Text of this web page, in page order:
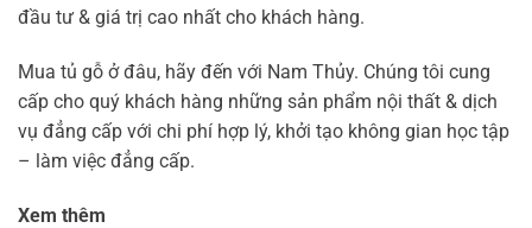
đầu tư & giá trị cao nhất cho khách hàng.
Mua tủ gỗ ở đâu, hãy đến với Nam Thủy. Chúng tôi cung
cấp cho quý khách hàng những sản phẩm nội thất & dịch
vụ đẳng cấp với chi phí hợp lý, khởi tạo không gian học tập
– làm việc đẳng cấp.
Xem thêm